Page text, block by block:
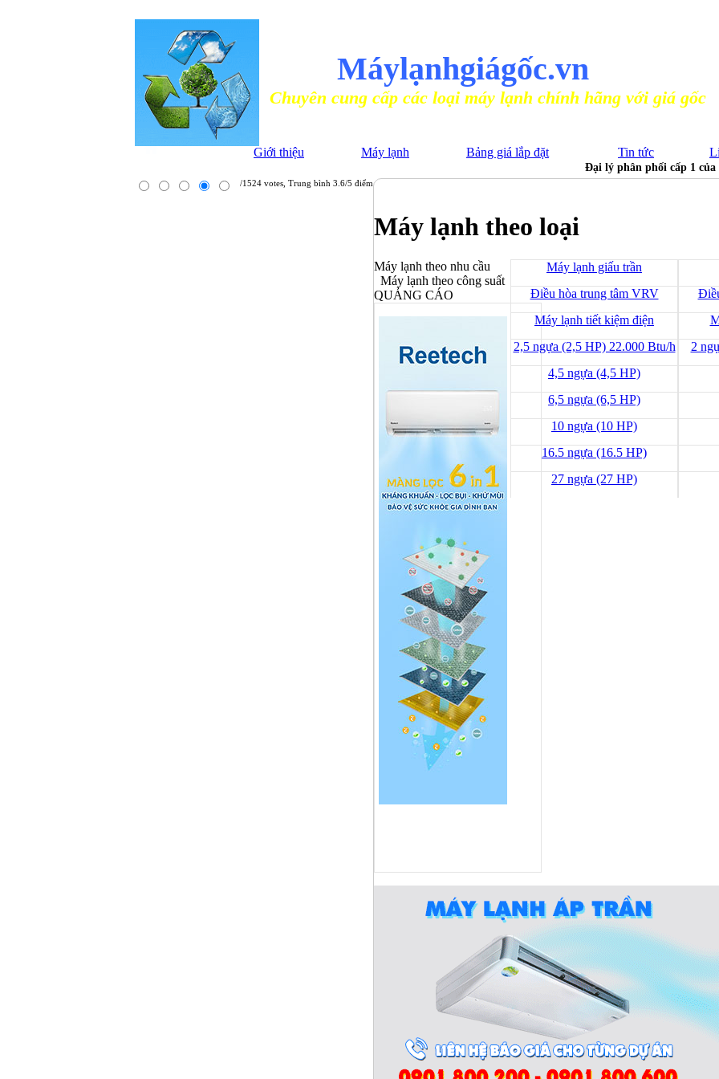
Máylạnhgiágốc.vn
Chuyên cung cấp các loại máy lạnh chính hãng với giá gốc
Giới thiệu Máy lạnh Bảng giá lắp đặt Tin tức
Đại lý phân phối cấp 1
/1524 votes, Trung bình 3.6/5 điểm
Máy lạnh theo loại
Máy lạnh giấu trần
Điều hòa trung tâm VRV
Máy lạnh theo nhu cầu
Máy lạnh tiết kiệm điện
Máy lạnh theo công suất
2
2,5 ngựa (2,5 HP) 22.000 Btu/h
4,5 ngựa (4,5 HP)
6,5 ngựa (6,5 HP)
10 ngựa (10 HP)
16.5 ngựa (16.5 HP)
27 ngựa (27 HP)
QUẢNG CÁO